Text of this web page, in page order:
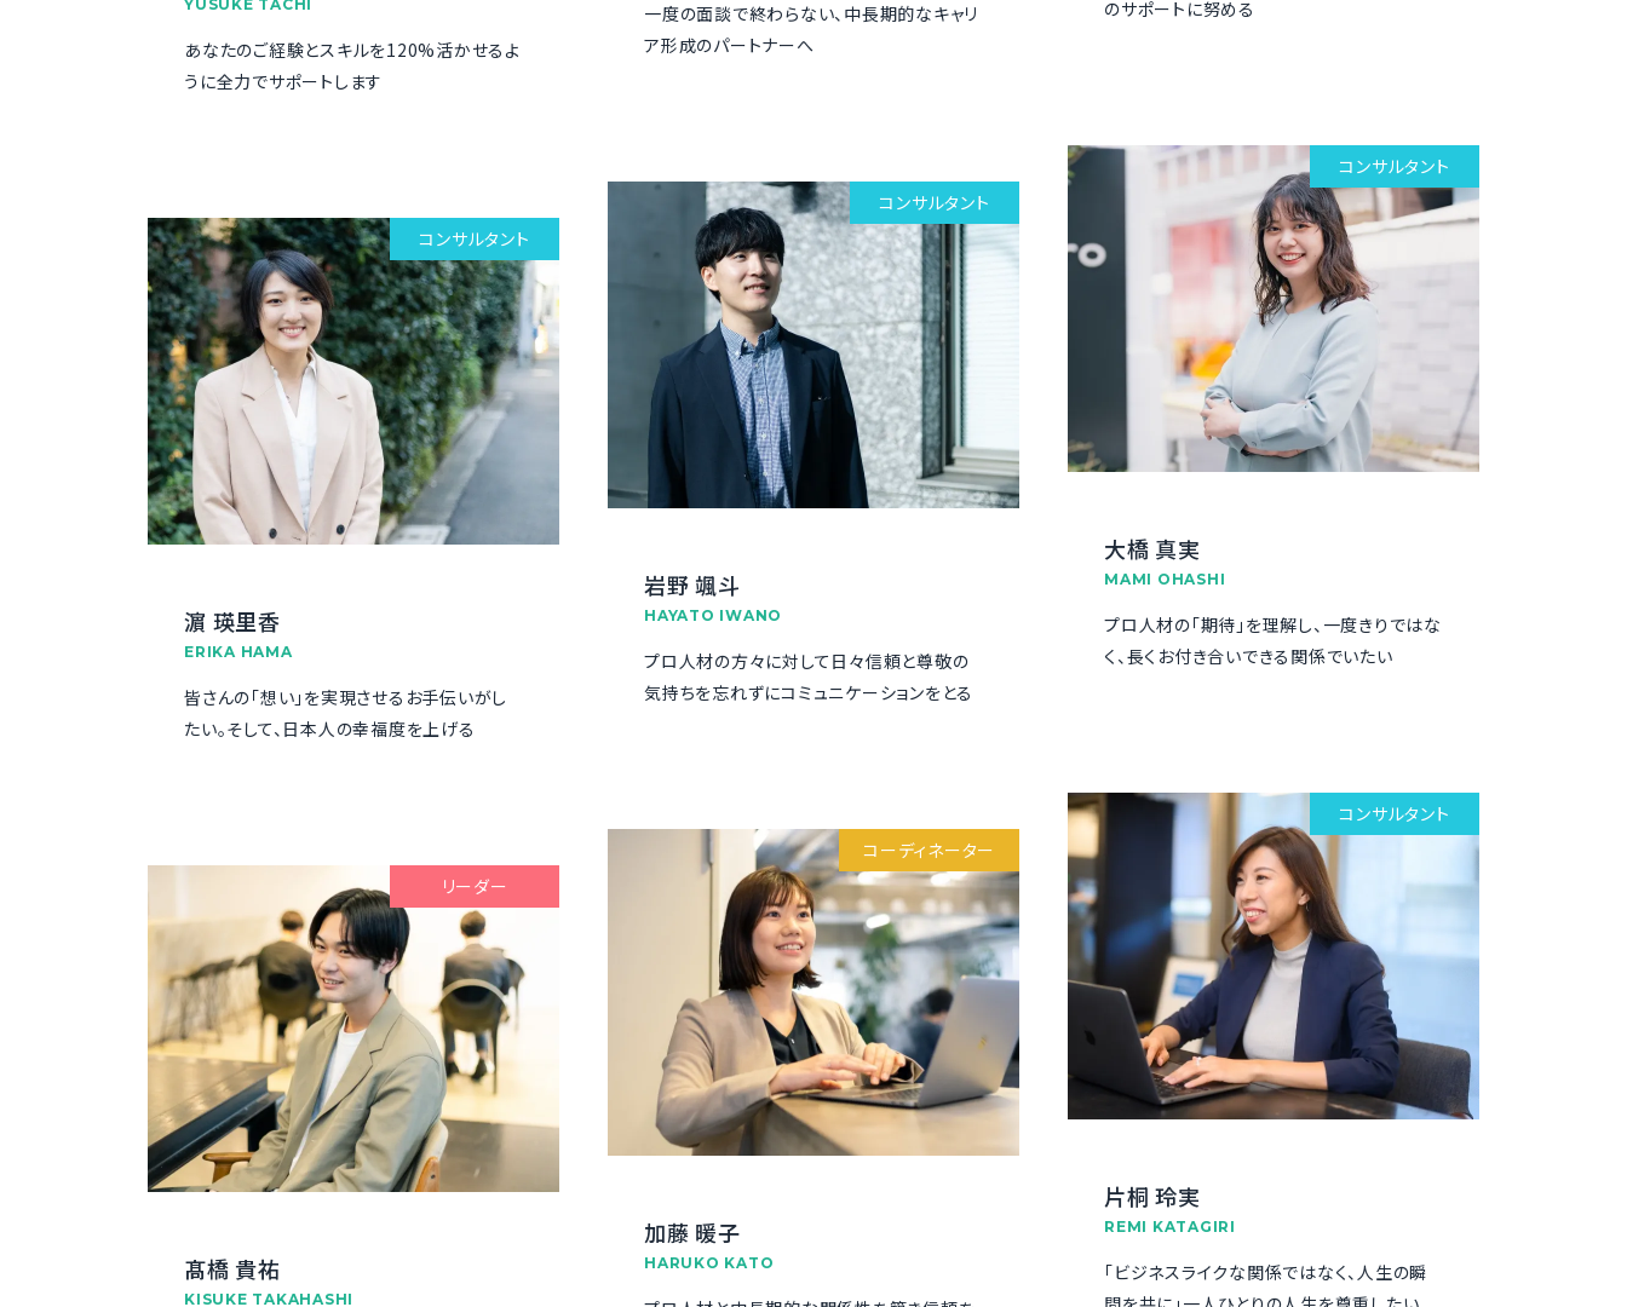
YUSUKE TACHI
あなたのご経験とスキルを120%活かせるよ
うに全力でサポートします
一度の面談で終わらない、中長期的なキャリ
ア形成のパートナーへ
のサポートに努める
コンサルタント
濵 瑛里香
ERIKA HAMA
皆さんの「想い」を実現させるお手伝いがし
たい。そして、日本人の幸福度を上げる
コンサルタント
岩野 颯斗
HAYATO IWANO
プロ人材の方々に対して日々信頼と尊敬の
気持ちを忘れずにコミュニケーションをとる
コンサルタント
大橋 真実
MAMI OHASHI
プロ人材の「期待」を理解し、一度きりではな
く、長くお付き合いできる関係でいたい
リーダー
髙橋 貴祐
KISUKE TAKAHASHI
コーディネーター
加藤 暖子
HARUKO KATO
コンサルタント
片桐 玲実
REMI KATAGIRI
「ビジネスライクな関係ではなく、人生の瞬